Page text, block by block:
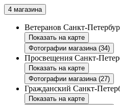
4 магазина
Ветеранов Санкт-
Показать на карте
Фотографии магазина (34)
Просвещения Санкт-
Показать на карте
Фотографии магазина (27)
Гражданский Санкт-
Показать на карте